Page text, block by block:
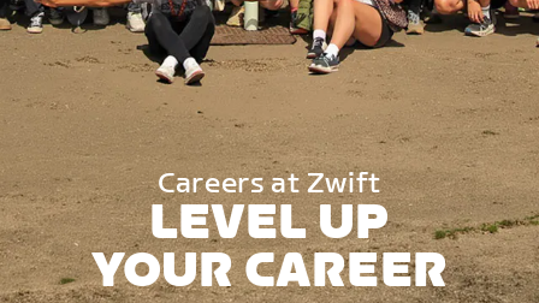
Careers at Zwift
LEVEL UP
YOUR CAREER